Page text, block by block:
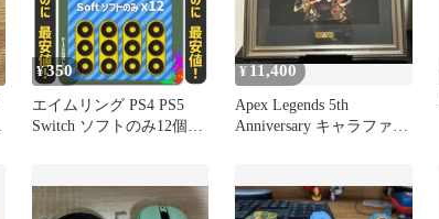
メール他)
¥350
エイムリング PS4 PS5
Switch ソフトのみ12個
¥11,400
Apex Legends 5th
Anniversary キャラファイ